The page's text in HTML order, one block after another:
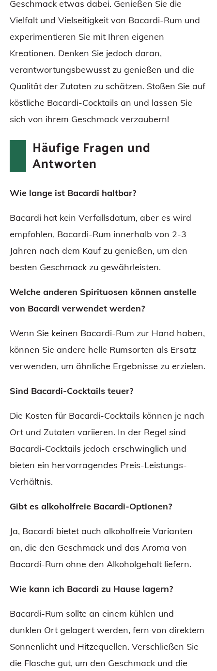
Geschmack etwas dabei. Genießen Sie die
Vielfalt und Vielseitigkeit von Bacardi-Rum und
experimentieren Sie mit Ihren eigenen
Kreationen. Denken Sie jedoch daran,
verantwortungsbewusst zu genießen und die
Qualität der Zutaten zu schätzen. Stoßen Sie auf
köstliche Bacardi-Cocktails an und lassen Sie
sich von ihrem Geschmack verzaubern!
Häufige Fragen und
Antworten
Wie lange ist Bacardi haltbar?
Bacardi hat kein Verfallsdatum, aber es wird
empfohlen, Bacardi-Rum innerhalb von 2-3
Jahren nach dem Kauf zu genießen, um den
besten Geschmack zu gewährleisten.
Welche anderen Spirituosen können anstelle
von Bacardi verwendet werden?
Wenn Sie keinen Bacardi-Rum zur Hand haben,
können Sie andere helle Rumsorten als Ersatz
verwenden, um ähnliche Ergebnisse zu erzielen.
Sind Bacardi-Cocktails teuer?
Die Kosten für Bacardi-Cocktails können je nach
Ort und Zutaten variieren. In der Regel sind
Bacardi-Cocktails jedoch erschwinglich und
bieten ein hervorragendes Preis-Leistungs-
Verhältnis.
Gibt es alkoholfreie Bacardi-Optionen?
Ja, Bacardi bietet auch alkoholfreie Varianten
an, die den Geschmack und das Aroma von
Bacardi-Rum ohne den Alkoholgehalt liefern.
Wie kann ich Bacardi zu Hause lagern?
Bacardi-Rum sollte an einem kühlen und
dunklen Ort gelagert werden, fern von direktem
Sonnenlicht und Hitzequellen. Verschließen Sie
die Flasche gut, um den Geschmack und die